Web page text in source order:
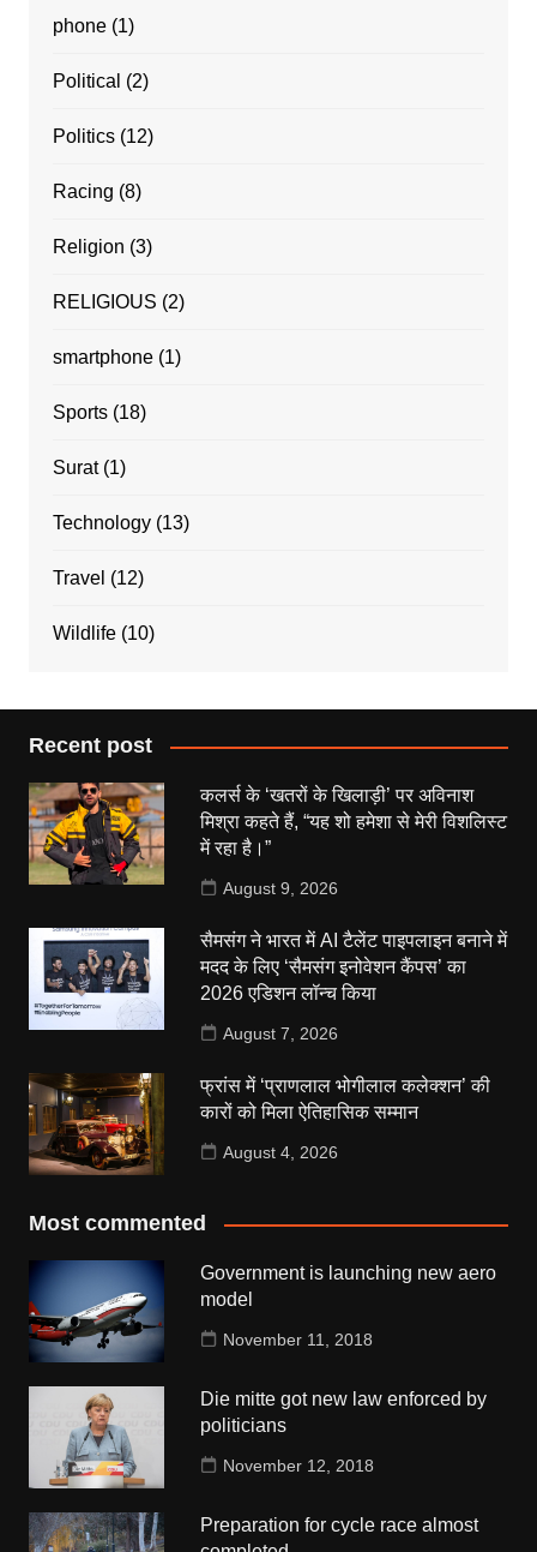
phone(1)
Political (2)
Politics(12)
Racing (8)
Religion (3)
RELIGIOUS (2)
smartphone(1)
Sports(18)
Surat(1)
Technology(13)
Travel (12)
Wildlife(10)
Recent post
कलर्स के ‘खतरों के खिलाड़ी’ पर अविनाश
मिश्रा कहते हैं, “यह शो हमेशा से मेरी विशलिस्ट
में रहा है।”
August 9, 2026
सैमसंग ने भारत में AI टैलेंट पाइपलाइन बनाने में
मदद के लिए ‘सैमसंग इनोवेशन कैंपस’ का
2026 एडिशन लॉन्च किया
August 7, 2026
फ्रांस में ‘प्राणलाल भोगीलाल कलेक्शन’ की
कारों को मिला ऐतिहासिक सम्मान
August 4, 2026
Most commented
Government is launching new aero
model
November 11, 2018
Die mitte got new law enforced by
politicians
November 12, 2018
Preparation for cycle race almost